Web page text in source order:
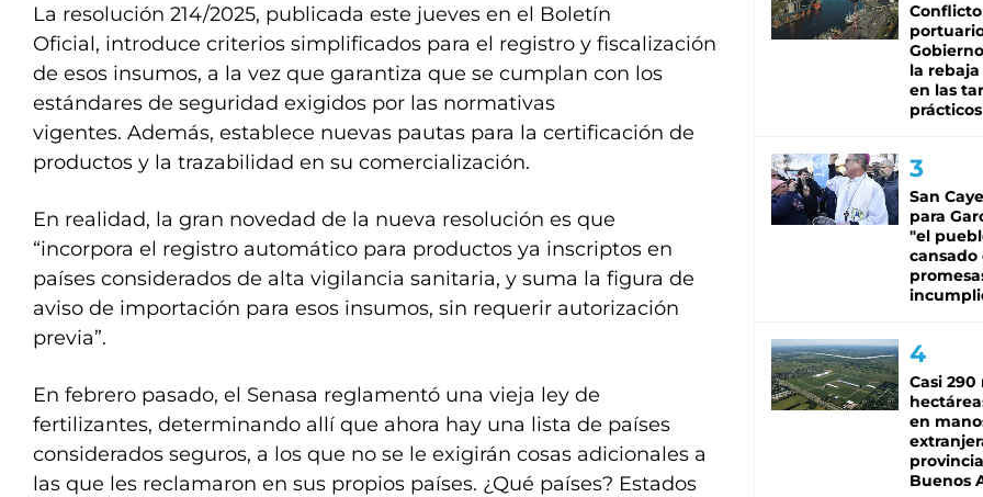
La resolución 214/2025, publicada este jueves en el Boletín
Oficial, introduce criterios simplificados para el registro y fiscalización
de esos insumos, a la vez que garantiza que se cumplan con los
estándares de seguridad exigidos por las normativas
vigentes. Además, establece nuevas pautas para la certificación de
productos y la trazabilidad en su comercialización.
En realidad, la gran novedad de la nueva resolución es que
“incorpora el registro automático para productos ya inscriptos en
países considerados de alta vigilancia sanitaria, y suma la figura de
aviso de importación para esos insumos, sin requerir autorización
previa”.
En febrero pasado, el Senasa reglamentó una vieja ley de
fertilizantes, determinando allí que ahora hay una lista de países
considerados seguros, a los que no se le exigirán cosas adicionales a
las que les reclamaron en sus propios países. ¿Qué países? Estados
Conflicto
la rebaja
en las
prácticos
San
para
"el
cansado
Casi 290
en
Buenos